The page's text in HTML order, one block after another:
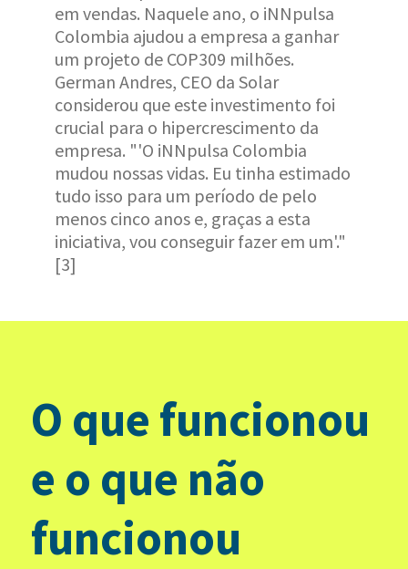
em vendas. Naquele ano, o iNNpulsa
Colombia ajudou a empresa a ganhar
um projeto de COP309 milhões.
German Andres, CEO da Solar
considerou que este investimento foi
crucial para o hipercrescimento da
empresa. "'O iNNpulsa Colombia
mudou nossas vidas. Eu tinha estimado
tudo isso para um período de pelo
menos cinco anos e, graças a esta
iniciativa, vou conseguir fazer em um'."
[3]
O que funcionou
e o que não
funcionou